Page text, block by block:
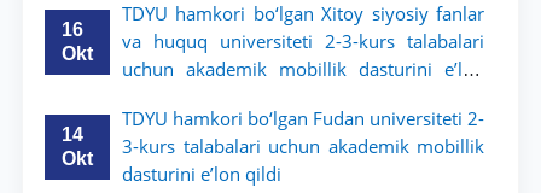
16
Okt
TDYU hamkori bo‘lgan Xitoy siyosiy fanlar
va huquq universiteti 2-3-kurs talabalari
uchun akademik mobillik dasturini e’lon
14
Okt
TDYU hamkori bo‘lgan Fudan universiteti 2-
3-kurs talabalari uchun akademik mobillik
dasturini e’lon qildi